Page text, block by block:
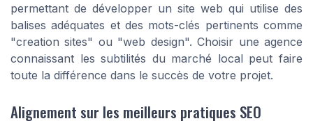
permettant de développer un site web qui utilise des
balises adéquates et des mots-clés pertinents comme
"creation sites" ou "web design". Choisir une agence
connaissant les subtilités du marché local peut faire
toute la différence dans le succès de votre projet.
Alignement sur les meilleurs pratiques SEO